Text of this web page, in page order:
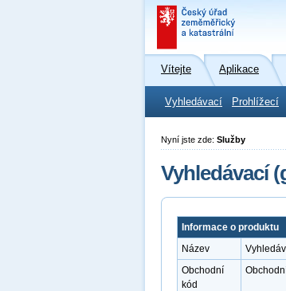
Vítejte Aplikace
Vyhledávací Prohlížecí
Nyní jste zde: Služby
Vyhledávací
Informace o produktu
Název
Obchodní
kód